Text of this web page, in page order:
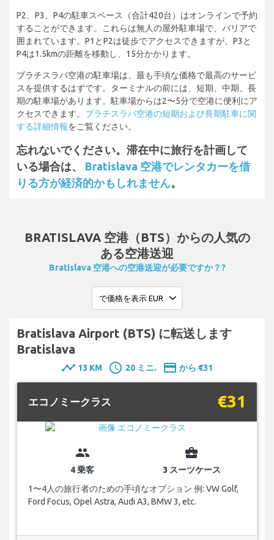
P2、P3、P4の駐車スペース（合計420台）はオンラインで予約
することができます。これらは無人の屋外駐車場で、バリアで
囲まれています。P1とP2は徒歩でアクセスできますが、P3と
P4は1.5kmの距離を移動し、15分かかります。
ブラチスラバ空港の駐車場は、最も手頃な価格で最高のサービ
スを提供するはずです。ターミナルの前には、短期、中期、長
期の駐車場があります。駐車場からは2〜5分で空港に便利にア
クセスできます。 ブラチスラバ空港の短期および長期駐車に関
する詳細情報をご覧ください。
忘れないでください。滞在中に旅行を計画して
いる場合は、
Bratislava 空港でレンタカーを借
りる方が経済的かもしれません。
BRATISLAVA 空港（BTS）からの人気の
ある空港送迎
Bratislava 空港への空港送迎が必要ですか？?
Bratislava Airport (BTS) に転送します
Bratislava
timeline 13 KM schedule 20 ミニ. payment から €31
エコノミークラス €31
group
4 乗客
business_center
3 スーツケース
1〜4人の旅行者のための手頃なオプション 例: VW Golf,
Ford Focus, Opel Astra, Audi A3, BMW 3, etc.